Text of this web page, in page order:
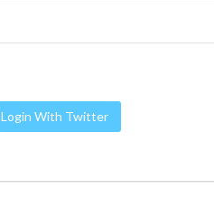
Login With Twitter